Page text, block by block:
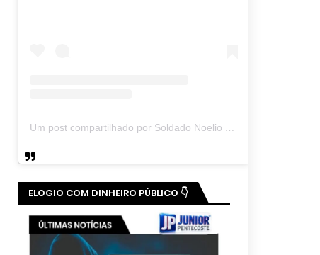
Um post compartilhado por Soldado Noelio (@soldadonoelio)
ELOGIO COM DINHEIRO PÚBLICO 👇